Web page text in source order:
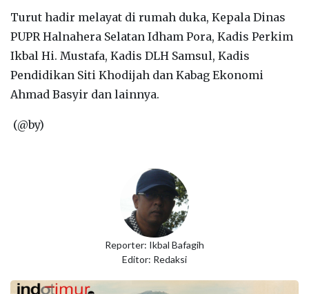
Turut hadir melayat di rumah duka, Kepala Dinas
PUPR Halnahera Selatan Idham Pora, Kadis Perkim
Ikbal Hi. Mustafa, Kadis DLH Samsul, Kadis
Pendidikan Siti Khodijah dan Kabag Ekonomi
Ahmad Basyir dan lainnya.
(@by)
Reporter: Ikbal Bafagih
Editor: Redaksi